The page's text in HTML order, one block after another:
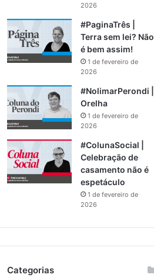
2026
#PaginaTrês |
Terra sem lei? Não
é bem assim!
1 de fevereiro de
2026
#NolimarPerondi |
Orelha
1 de fevereiro de
2026
#ColunaSocial |
Celebração de
casamento não é
espetáculo
1 de fevereiro de
2026
Categorias